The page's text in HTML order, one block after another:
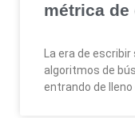
métrica de
La era de
algoritmos de
entrando de lleno